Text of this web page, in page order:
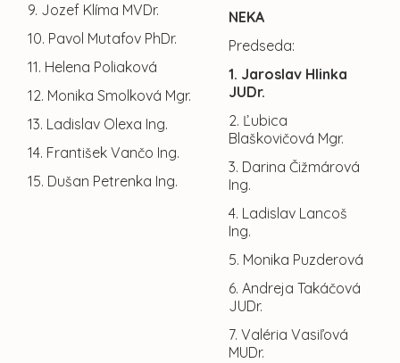
9. Jozef Klíma MVDr.
10. Pavol Mutafov PhDr.
11. Helena Poliaková
12. Monika Smolková Mgr.
13. Ladislav Olexa Ing.
14. František Vančo Ing.
15. Dušan Petrenka Ing.
NEKA
Predseda:
1. Jaroslav Hlinka
JUDr.
2. Ľubica
Blaškovičová Mgr.
3. Darina Čižmárová
Ing.
4. Ladislav Lancoš
Ing.
5. Monika Puzderová
6. Andreja Takáčová
JUDr.
7. Valéria Vasiľová
MUDr.